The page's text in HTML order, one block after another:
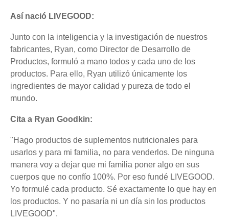
Así nació LIVEGOOD:
Junto con la inteligencia y la investigación de nuestros
fabricantes, Ryan, como Director de Desarrollo de
Productos, formuló a mano todos y cada uno de los
productos. Para ello, Ryan utilizó únicamente los
ingredientes de mayor calidad y pureza de todo el
mundo.
Cita a Ryan Goodkin:
"Hago productos de suplementos nutricionales para
usarlos y para mi familia, no para venderlos. De ninguna
manera voy a dejar que mi familia poner algo en sus
cuerpos que no confío 100%. Por eso fundé LIVEGOOD.
Yo formulé cada producto. Sé exactamente lo que hay en
los productos. Y no pasaría ni un día sin los productos
LIVEGOOD".